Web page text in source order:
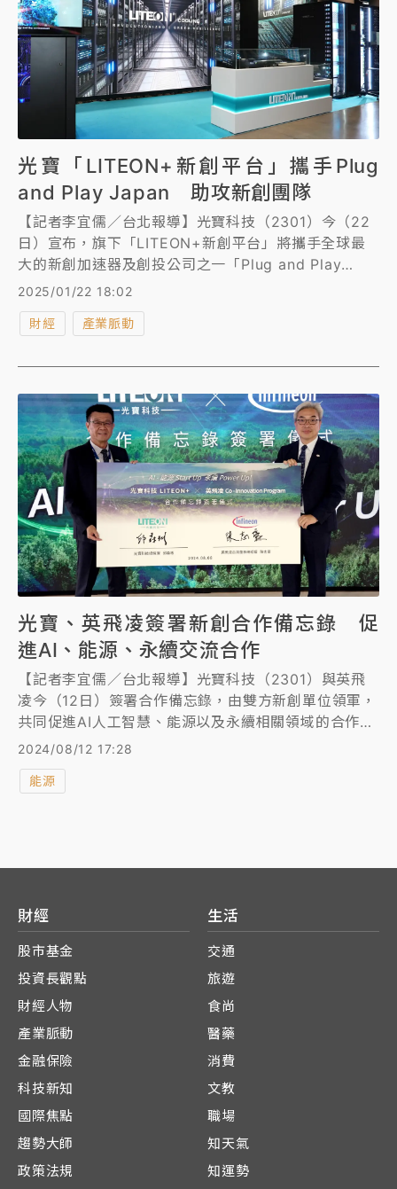
光寶「LITEON+新創平台」攜手Plug
and Play Japan 助攻新創團隊
【記者李宜儒／台北報導】光寶科技（2301）今（22
日）宣布，旗下「LITEON+新創平台」將攜手全球最
大的新創加速器及創投公司之一「Plug and Play
Japan」，聚焦旗下「Deep Tech主題」，相互引薦專
圈資源交流與技術共享。
2025/01/22 18:02
財經 產業脈動
光寶、英飛凌簽署新創合作備忘錄 促
進AI、能源、永續交流合作
【記者李宜儒／台北報導】光寶科技（2301）與英飛
凌今（12日）簽署合作備忘錄，由雙方新創單位領軍，
共同促進AI人工智慧、能源以及永續相關領域的合作交
流。雙方將透過旗下各自的創新平台，光寶
「LITEON+新創平台」、英飛凌 「共同創新計畫
(Co-Innovation Program)」，接軌全球新創社群，
2024/08/12 17:28
能源
財經
股市基金
投資長觀點
財經人物
產業脈動
金融保險
科技新知
國際焦點
趨勢大師
政策法規
生活
交通
旅遊
食尚
醫藥
消費
文教
職場
知天氣
知運勢